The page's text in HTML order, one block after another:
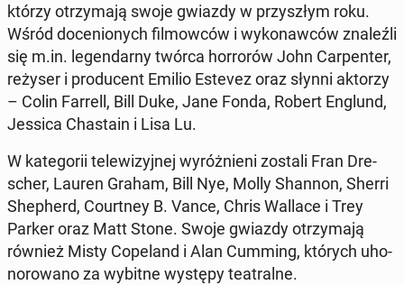
którzy otrzy­ma­ją swoje gwiazdy w przy­szłym roku.
Wśród do­ce­nio­nych fil­mow­ców i wy­ko­naw­ców zna­leź­li
się m.in. le­gen­dar­ny twórca hor­ro­rów John Car­pen­ter,
reżyser i pro­du­cent Emilio Estevez oraz słynni aktorzy
– Colin Farrell, Bill Duke, Jane Fonda, Robert Englund,
Jessica Cha­sta­in i Lisa Lu.
W ka­te­go­rii te­le­wi­zyj­nej wy­róż­nie­ni zostali Fran Dre­
scher, Lauren Graham, Bill Nye, Molly Shannon, Sherri
She­pherd, Co­urt­ney B. Vance, Chris Wallace i Trey
Parker oraz Matt Stone. Swoje gwiazdy otrzy­ma­ją
również Misty Co­pe­land i Alan Cumming, których uho­
no­ro­wa­no za wybitne występy te­atral­ne.